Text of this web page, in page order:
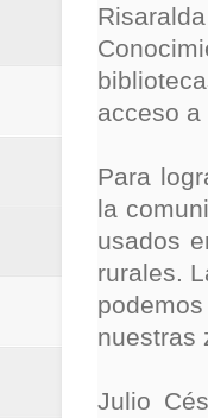
acceso
Para
la
usados
rurales.
nuestras
Julio